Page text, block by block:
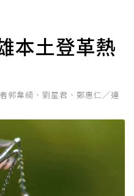
本土登革熱
郭韋綺、劉星君、鄭惠仁／連